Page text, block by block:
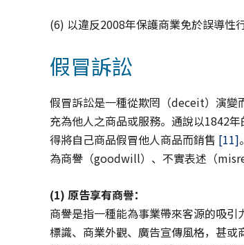
(6) 以違反2008年保護商業免於誤導性
假冒訴訟
假冒訴訟是一種從欺罔（deceit）演變
充為他人之商品或服務。通說以1842
得將自己商品假冒他人商品而銷售 [11]
為商譽（goodwill）、不實表述（
(1) 原告享有商譽：
商譽是指一種能為事業帶來客源的吸
標識、商業外觀、廣告宣傳風格，甚